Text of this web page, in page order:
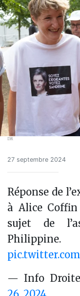
DR
27 septembre 2024
Réponse de
à Alice Coffin
sujet de
Philippine.
— Info Droite